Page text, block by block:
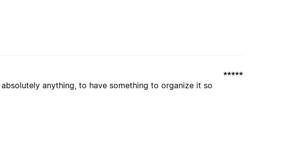
anything, to have something to organize it so